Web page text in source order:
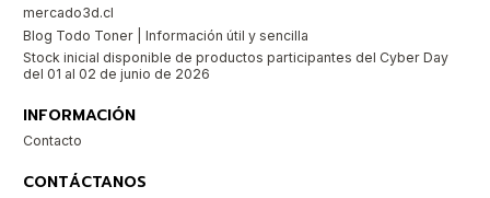
mercado3d.cl
Blog Todo Toner | Información útil y sencilla
Stock inicial disponible de productos participantes del Cyber Day
del 01 al 02 de junio de 2026
INFORMACIÓN
Contacto
CONTÁCTANOS